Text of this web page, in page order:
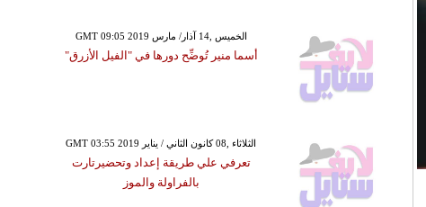
GMT 09:05 2019 الخميس ,14 آذار/ مارس
أسما منير تُوضِّح دورها في "الفيل الأزرق"
GMT 03:55 2019 الثلاثاء ,08 كانون الثاني / يناير
تعرفي علي طريقة إعداد وتحضيرتارت
بالفراولة والموز